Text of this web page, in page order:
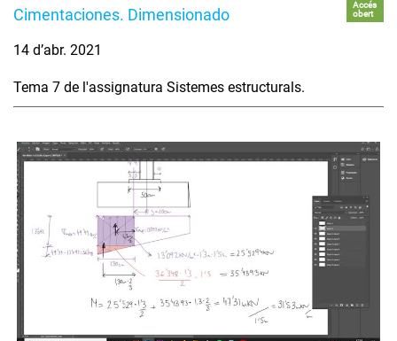
Cimentaciones. Dimensionado
Accés
obert
14 d’abr. 2021
Tema 7 de l'assignatura Sistemes estructurals.